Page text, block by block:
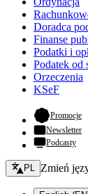
Doradca
Finanse
Podatki i
Podatek od
Orzeczenia
KSeF
Promocje-
Newsletter
Podcasty
Zmień język -
PL Zmień